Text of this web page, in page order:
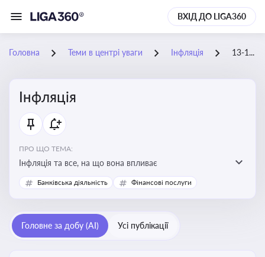
ВХІД ДО LIGA360
Головна Теми в центрі уваги Інфляція 13-10-2025
Інфляція
ПРО ЩО ТЕМА:
Інфляція та все, на що вона впливає
Банківська діяльність Фінансові послуги
Головне за добу (AI) Усі публікації